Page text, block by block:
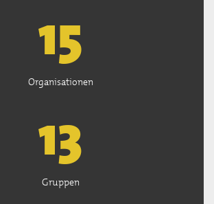
15
Organisationen
13
Gruppen